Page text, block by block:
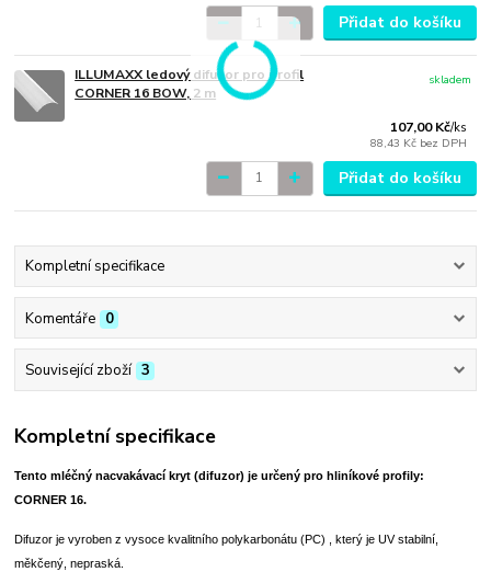
Přidat do košíku
ILLUMAXX ledový difuzor pro profil
CORNER 16 BOW, 2 m
107,00 Kč/ks
88,43 Kč bez DPH
skladem
Přidat do košíku
Kompletní specifikace
Komentáře 0
Související zboží 3
Kompletní specifikace
Tento mléčný nacvakávací kryt (difuzor) je určený pro hliníkové profily:
CORNER 16.
Difuzor je vyroben z vysoce kvalitního polykarbonátu (PC) , který je UV stabilní,
měkčený, nepraská.